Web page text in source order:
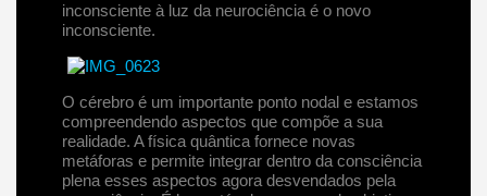
inconsciente à luz da neurociência é o novo
inconsciente.
O cérebro é um importante ponto nodal e estamos
compreendendo aspectos que compõe a sua
realidade. A física quântica fornece novas
metáforas e permite integrar dentro da consciência
plena esses aspectos agora desvendados pela